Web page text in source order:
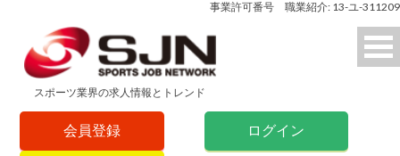
事業許可番号 職業紹介: 13-ユ-311209
スポーツ業界の求人情報とトレンド
会員登録 ログイン